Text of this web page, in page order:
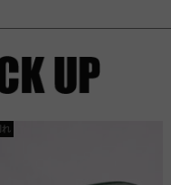
れ